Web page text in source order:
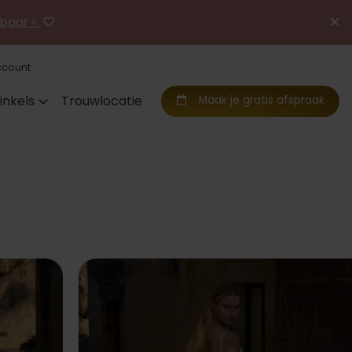
>
Trouwlocatie Maak je gratis afspraak